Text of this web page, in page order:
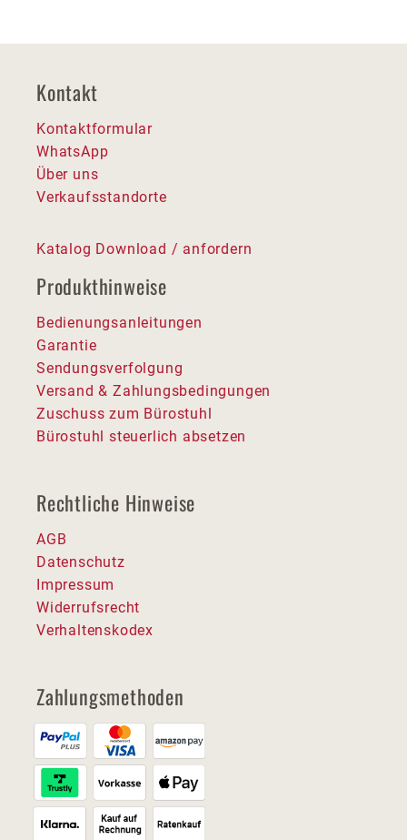
Kontakt
Kontaktformular
WhatsApp
Über uns
Verkaufsstandorte
Katalog Download / anfordern
Produkthinweise
Bedienungsanleitungen
Garantie
Sendungsverfolgung
Versand & Zahlungsbedingungen
Zuschuss zum Bürostuhl
Bürostuhl steuerlich absetzen
Rechtliche Hinweise
AGB
Datenschutz
Impressum
Widerrufsrecht
Verhaltenskodex
Zahlungsmethoden